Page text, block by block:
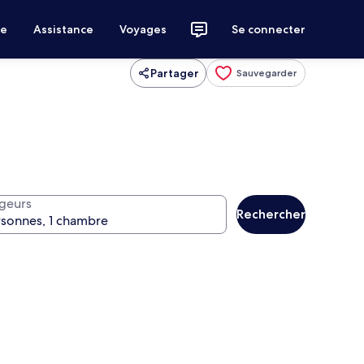
Assistance Voyages Se connecter
Partager Sauvegarder
Rechercher